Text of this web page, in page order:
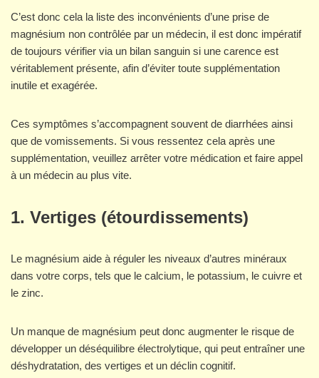
C’est donc cela la liste des inconvénients d’une prise de
magnésium non contrôlée par un médecin, il est donc impératif
de toujours vérifier via un bilan sanguin si une carence est
véritablement présente, afin d’éviter toute supplémentation
inutile et exagérée.
Ces symptômes s’accompagnent souvent de diarrhées ainsi
que de vomissements. Si vous ressentez cela après une
supplémentation, veuillez arrêter votre médication et faire appel
à un médecin au plus vite.
1. Vertiges (étourdissements)
Le magnésium aide à réguler les niveaux d’autres minéraux
dans votre corps, tels que le calcium, le potassium, le cuivre et
le zinc.
Un manque de magnésium peut donc augmenter le risque de
développer un déséquilibre électrolytique, qui peut entraîner une
déshydratation, des vertiges et un déclin cognitif.